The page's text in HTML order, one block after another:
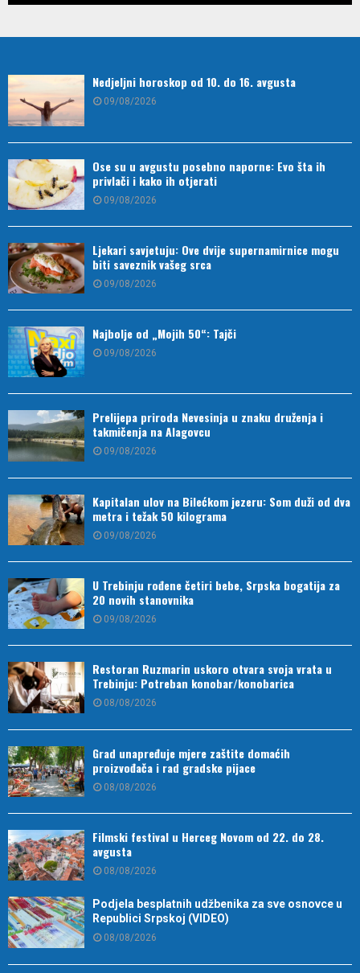
Nedjeljni horoskop od 10. do 16. avgusta
09/08/2026
Ose su u avgustu posebno naporne: Evo šta ih
privlači i kako ih otjerati
09/08/2026
Ljekari savjetuju: Ove dvije supernamirnice mogu
biti saveznik vašeg srca
09/08/2026
Najbolje od „Mojih 50“: Tajči
09/08/2026
Prelijepa priroda Nevesinja u znaku druženja i
takmičenja na Alagovcu
09/08/2026
Kapitalan ulov na Bilećkom jezeru: Som duži od dva
metra i težak 50 kilograma
09/08/2026
U Trebinju rođene četiri bebe, Srpska bogatija za
20 novih stanovnika
09/08/2026
Restoran Ruzmarin uskoro otvara svoja vrata u
Trebinju: Potreban konobar/konobarica
08/08/2026
Grad unapređuje mjere zaštite domaćih
proizvođača i rad gradske pijace
08/08/2026
Filmski festival u Herceg Novom od 22. do 28.
avgusta
08/08/2026
Podjela besplatnih udžbenika za sve osnovce u
Republici Srpskoj (VIDEO)
08/08/2026